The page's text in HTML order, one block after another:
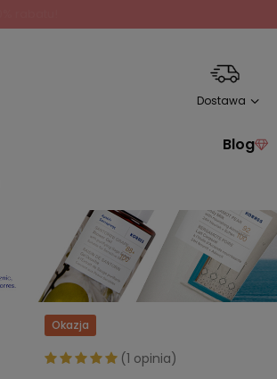
Dostawa
Blog
Okazja
(1 opinia)